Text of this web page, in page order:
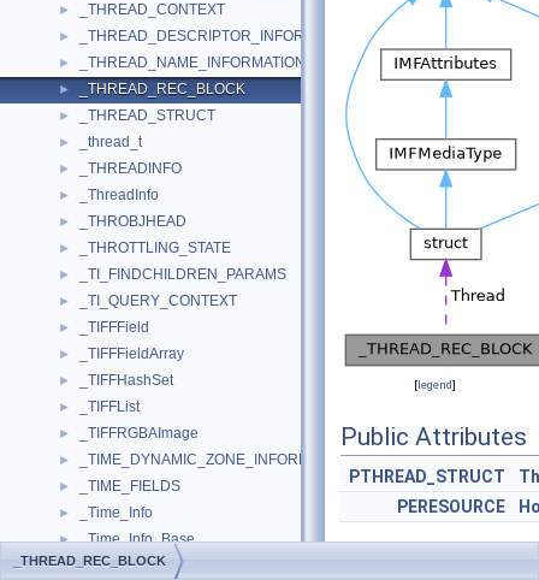
► _THREAD_CONTEXT
► _THREAD_DESCRIPTOR_INFORMATION
► _THREAD_NAME_INFORMATION
► _THREAD_REC_BLOCK
► _THREAD_STRUCT
► _thread_t
► _THREADINFO
► _ThreadInfo
► _THROBJHEAD
► _THROTTLING_STATE
► _TI_FINDCHILDREN_PARAMS
► _TI_QUERY_CONTEXT
► _TIFFField
► _TIFFFieldArray
► _TIFFHashSet
► _TIFFList
► _TIFFRGBAImage
► _TIME_DYNAMIC_ZONE_INFORMATION
► _TIME_FIELDS
► _Time_Info
► _Time_Info_Base
► _TIME_OF_DAY_INFO
[legend]
Public Attributes
PTHREAD_STRUCT
PERESOURCE
_THREAD_REC_BLOCK